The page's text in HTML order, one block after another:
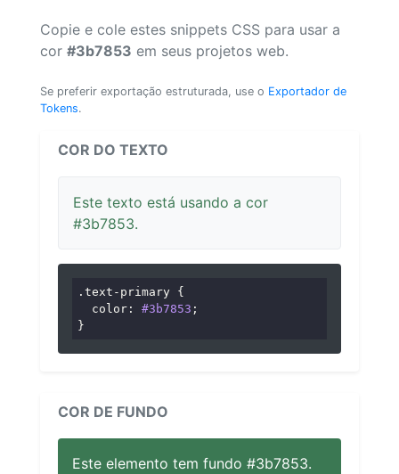
Copie e cole estes snippets CSS para usar a
cor #3b7853 em seus projetos web.
Se preferir exportação estruturada, use o Exportador de
Tokens.
COR DO TEXTO
Este texto está usando a cor
#3b7853.
.text-primary {
color : #3b7853 ;
}
COR DE FUNDO
Este elemento tem fundo #3b7853.